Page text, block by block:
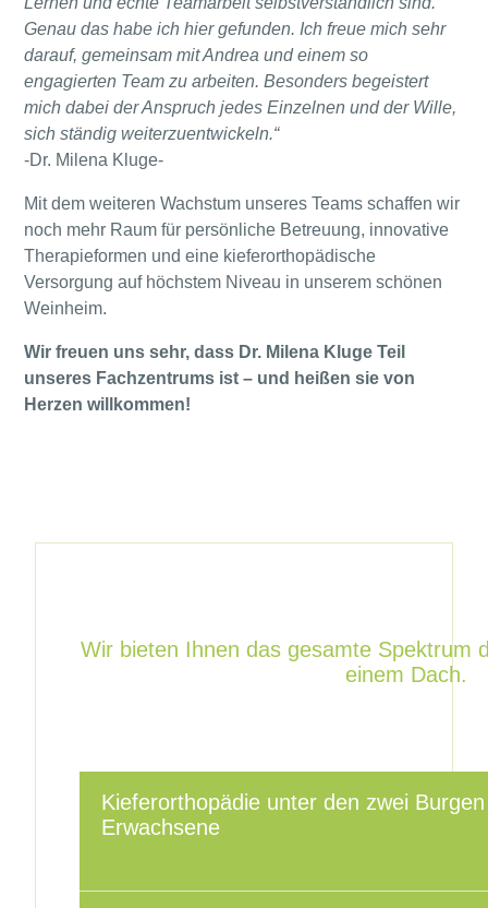
Genau das habe ich hier gefunden. Ich freue mich sehr
darauf, gemeinsam mit Andrea und einem so
engagierten Team zu arbeiten. Besonders begeistert
mich dabei der Anspruch jedes Einzelnen und der Wille,
sich ständig weiterzuentwickeln.“
-Dr. Milena Kluge-
Mit dem weiteren Wachstum unseres Teams schaffen wir
noch mehr Raum für persönliche Betreuung, innovative
Therapieformen und eine kieferorthopädische
Versorgung auf höchstem Niveau in unserem schönen
Weinheim.
Wir freuen uns sehr, dass Dr. Milena Kluge Teil
unseres Fachzentrums ist – und heißen sie von
Herzen willkommen!
Wir bieten Ihnen das gesamte Spektrum
einem Dach.
Kieferorthopädie unter den zwei
Erwachsene